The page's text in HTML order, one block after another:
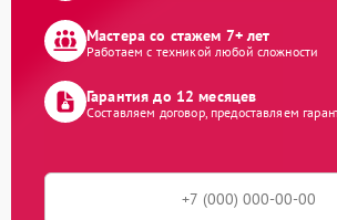
Мастера со стажем 7+ лет
Работаем с техникой любой сложности
Гарантия до 12 месяцев
Составляем договор, предоставляем